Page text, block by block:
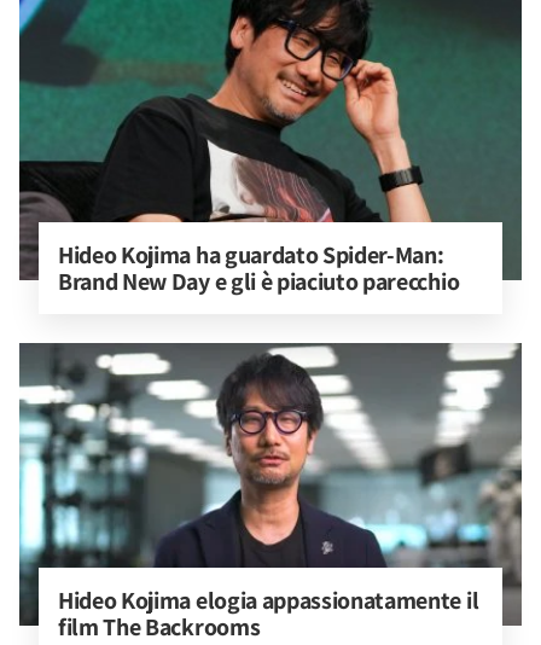
Hideo Kojima ha guardato Spider-Man:
Brand New Day e gli è piaciuto parecchio
Hideo Kojima elogia appassionatamente il
film The Backrooms